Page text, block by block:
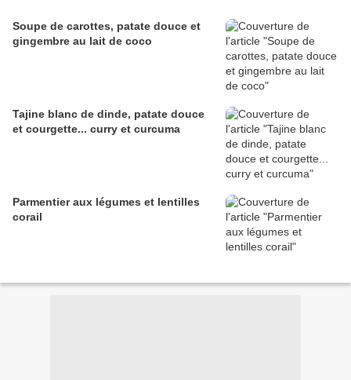
Soupe de carottes, patate douce et
gingembre au lait de coco
Tajine blanc de dinde, patate douce
et courgette... curry et curcuma
Parmentier aux légumes et lentilles
corail